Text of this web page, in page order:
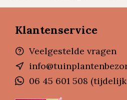
Klantenservice
Veelgestelde vragen
06 45 601 508